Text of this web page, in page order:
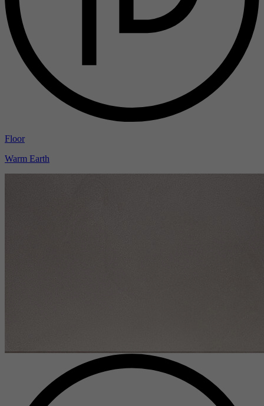
Floor
Warm Earth